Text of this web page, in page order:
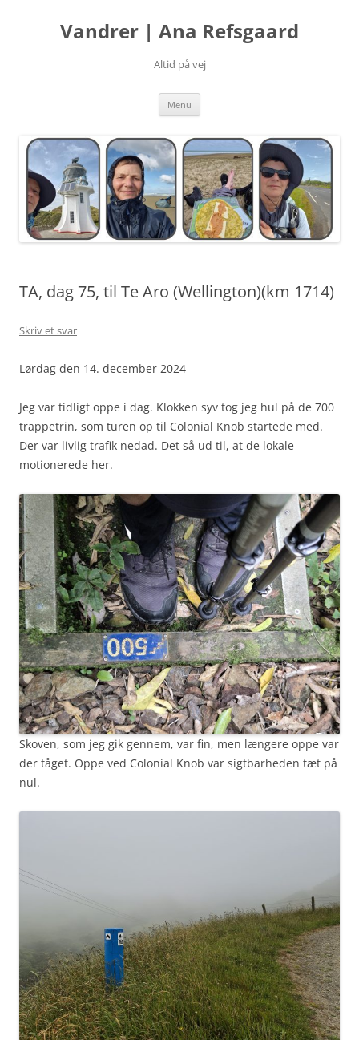
Vandrer | Ana Refsgaard
Altid på vej
Menu
TA, dag 75, til Te Aro (Wellington)(km 1714)
Skriv et svar
Lørdag den 14. december 2024
Jeg var tidligt oppe i dag. Klokken syv tog jeg hul på de 700
trappetrin, som turen op til Colonial Knob startede med.
Der var livlig trafik nedad. Det så ud til, at de lokale
motionerede her.
Skoven, som jeg gik gennem, var fin, men længere oppe var
der tåget. Oppe ved Colonial Knob var sigtbarheden tæt på
nul.